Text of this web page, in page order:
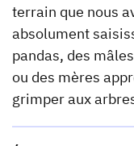
terrain que nous
absolument
pandas, des
ou des mères
grimper aux